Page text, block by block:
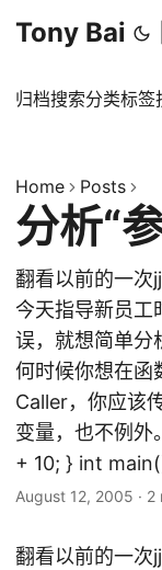
Tony Bai
归档搜索分类标签
Home Posts
分析“
翻看以前的一次
今天指导新员工
误，就想简单分
何时候你想在函
Caller，你应该
变量，也不例
+ 10; } int
August 12, 2005 · 2
翻看以前的一次